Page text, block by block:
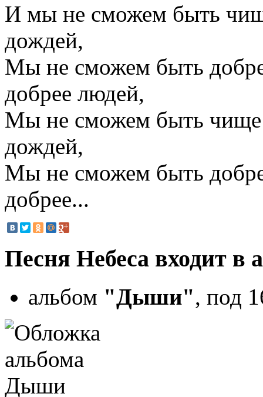
И мы не сможем быть
дождей,
Мы не сможем быть
добрее людей,
Мы не сможем быть чище
дождей,
Мы не сможем быть
добрее...
Песня Небеса входит в
альбом "Дыши", под